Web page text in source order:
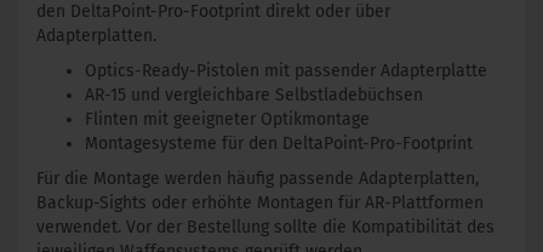
den DeltaPoint-Pro-Footprint direkt oder über
Adapterplatten.
Optics-Ready-Pistolen mit passender Adapterplatte
AR-15 und vergleichbare Selbstladebüchsen
Flinten mit geeigneter Optikmontage
Montagesysteme für den DeltaPoint-Pro-Footprint
Für die Montage werden häufig passende Adapterplatten,
Backup-Sights oder erhöhte Montagen für AR-Plattformen
verwendet. Vor der Bestellung sollte die Kompatibilität des